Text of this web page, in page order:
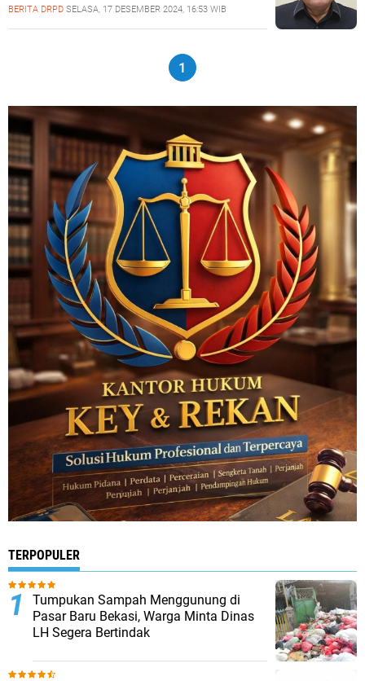
BERITA DRPD SELASA, 17 DESEMBER 2024, 16:53 WIB
1
TERPOPULER
Tumpukan Sampah Menggunung di
Pasar Baru Bekasi, Warga Minta Dinas
LH Segera Bertindak ‎